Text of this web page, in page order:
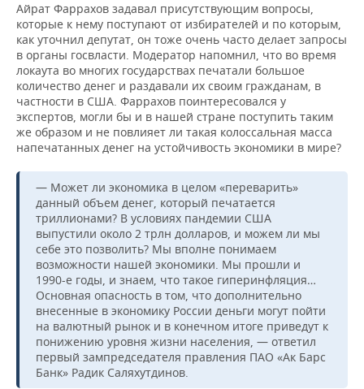
Айрат Фаррахов задавал присутствующим вопросы,
которые к нему поступают от избирателей и по которым,
как уточнил депутат, он тоже очень часто делает запросы
в органы госвласти. Модератор напомнил, что во время
локаута во многих государствах печатали большое
количество денег и раздавали их своим гражданам, в
частности в США. Фаррахов поинтересовался у
экспертов, могли бы и в нашей стране поступить таким
же образом и не повлияет ли такая колоссальная масса
напечатанных денег на устойчивость экономики в мире?
— Может ли экономика в целом «переварить»
данный объем денег, который печатается
триллионами? В условиях пандемии США
выпустили около 2 трлн долларов, и можем ли мы
себе это позволить? Мы вполне понимаем
возможности нашей экономики. Мы прошли и
1990-е годы, и знаем, что такое гиперинфляция…
Основная опасность в том, что дополнительно
внесенные в экономику России деньги могут пойти
на валютный рынок и в конечном итоге приведут к
понижению уровня жизни населения, — ответил
первый зампредседателя правления ПАО «Ак Барс
Банк» Радик Саляхутдинов.